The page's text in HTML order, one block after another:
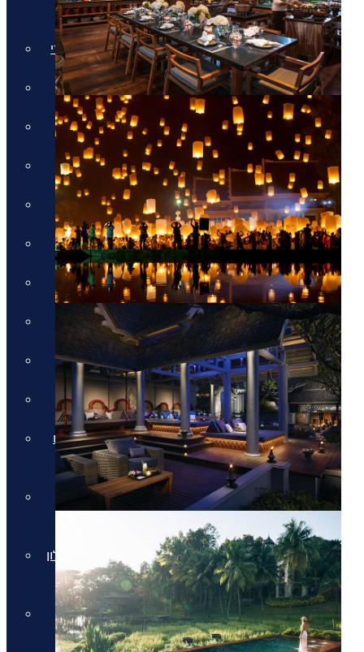
וקפריסין
חבילות נופש לאתונה בחגי תשרי
חבילות לקפריסין
חבילות לכרתים
חבילות לקורפו
חבילות לקוסטה נברינו
חבילות לחלקידיקי
חבילות למיקונוס
חבילות לסנטוריני
חבילות לרודוס
חבילות לפרבזה
חבילות למדיירה, פורטוגל והאיים
האזוריים
חבילות למלון Daios Cove
בכרתים
חבילות למלון Parklane Resort &
Spa
חבילות למלון Domes of
Elounda בכרתים